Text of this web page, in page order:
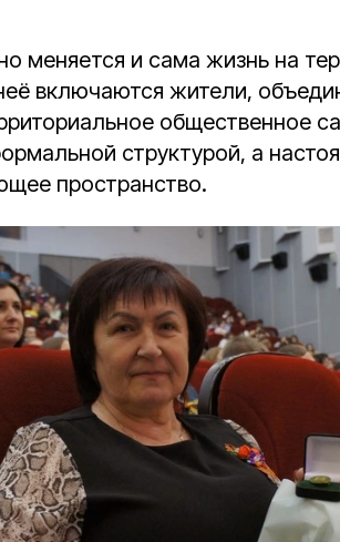
меняется и сама жизнь на
включаются жители,
общественное
структурой, а
пространство.